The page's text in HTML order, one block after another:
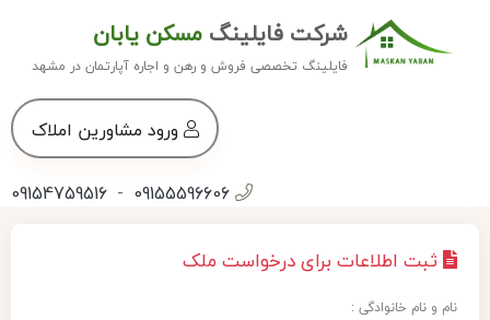
شرکت فایلینگمسکن یابان
فایلینگ تخصصی فروش و رهن و اجاره آپارتمان در مشهد
ورود مشاورین املاک
09155596606
-
09154759516
ثبت اطلاعات برای درخواست ملک
نام و نام خانوادگی :